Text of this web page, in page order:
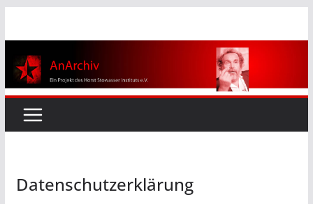
springen
Datenschutzerklärung